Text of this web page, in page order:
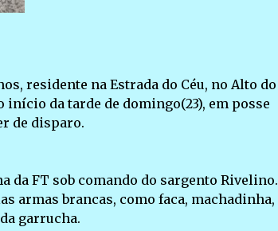
residente na Estrada do Céu, no Alto do
início da tarde de domingo(23), em posse
de disparo.
da FT sob comando do sargento Rivelino.
armas brancas, como faca, machadinha,
garrucha.